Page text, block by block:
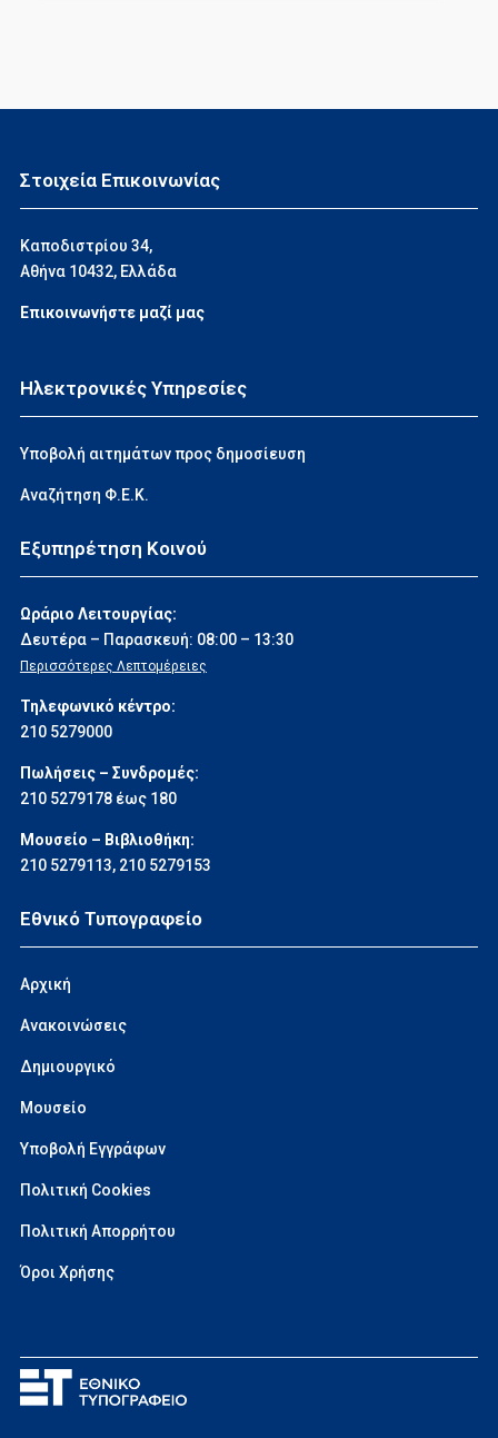
Στοιχεία Επικοινωνίας
Καποδιστρίου 34,
Αθήνα 10432, Ελλάδα
Επικοινωνήστε μαζί μας
Ηλεκτρονικές Υπηρεσίες
Υποβολή αιτημάτων προς δημοσίευση
Αναζήτηση Φ.Ε.Κ.
Εξυπηρέτηση Κοινού
Ωράριο Λειτουργίας:
Δευτέρα – Παρασκευή: 08:00 – 13:30
Περισσότερες Λεπτομέρειες
Τηλεφωνικό κέντρο:
210 5279000
Πωλήσεις – Συνδρομές:
210 5279178 έως 180
Μουσείο – Βιβλιοθήκη:
210 5279113, 210 5279153
Εθνικό Τυπογραφείο
Αρχική
Ανακοινώσεις
Δημιουργικό
Μουσείο
Υποβολή Εγγράφων
Πολιτική Cookies
Πολιτική Απορρήτου
Όροι Χρήσης